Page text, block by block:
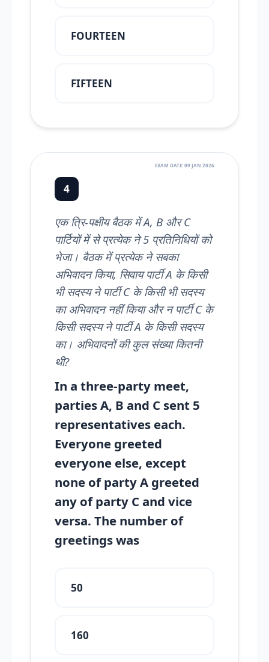
FOURTEEN
FIFTEEN
EXAM DATE: 09 JAN 2026
4
एक त्रि-पक्षीय बैठक में A, B और C
पार्टियों में से प्रत्येक ने 5 प्रतिनिधियों को
भेजा। बैठक में प्रत्येक ने सबका
अभिवादन किया, सिवाय पार्टी A के किसी
भी सदस्य ने पार्टी C के किसी भी सदस्य
का अभिवादन नहीं किया और न पार्टी C के
किसी सदस्य ने पार्टी A के किसी सदस्य
का। अभिवादनों की कुल संख्या कितनी
थी?
In a three-party meet,
parties A, B and C sent 5
representatives each.
Everyone greeted
everyone else, except
none of party A greeted
any of party C and vice
versa. The number of
greetings was
50
160